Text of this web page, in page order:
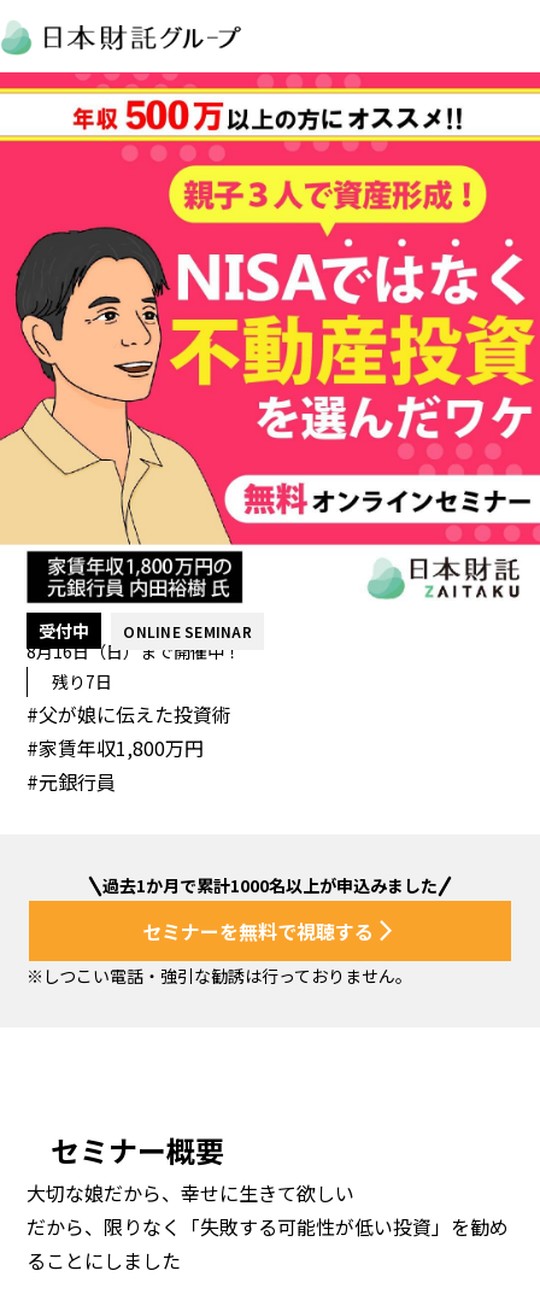
受付中
8月16日（日）まで開催中！
残り7日
#父が娘に伝えた投資術
#家賃年収1,800万円
#元銀行員
ONLINE SEMINAR
過去1か月で累計1000名以上が申込みました
セミナーを無料で視聴する arrow_forward_ios
※しつこい電話・強引な勧誘は行っておりません。
セミナー概要
大切な娘だから、幸せに生きて欲しい
だから、限りなく「失敗する可能性が低い投資」を勧め
ることにしました